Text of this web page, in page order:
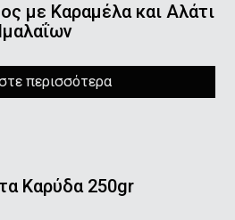
με Καραμέλα και Αλάτι
Ιμαλαΐων
περισσότερα
Καρύδα 250gr